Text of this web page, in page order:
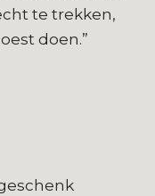
te trekken,
doen.”